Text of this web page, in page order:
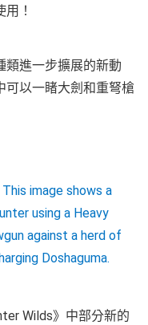
！
類進一步擴展的新動
可以一睹大劍和重弩槍
Wilds》中部分新的